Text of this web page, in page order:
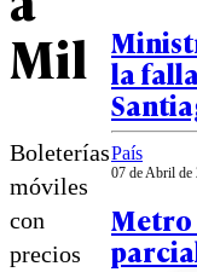
Mil
Boleterías
móviles
con
precios
la
País
07 de Abril de
Metro